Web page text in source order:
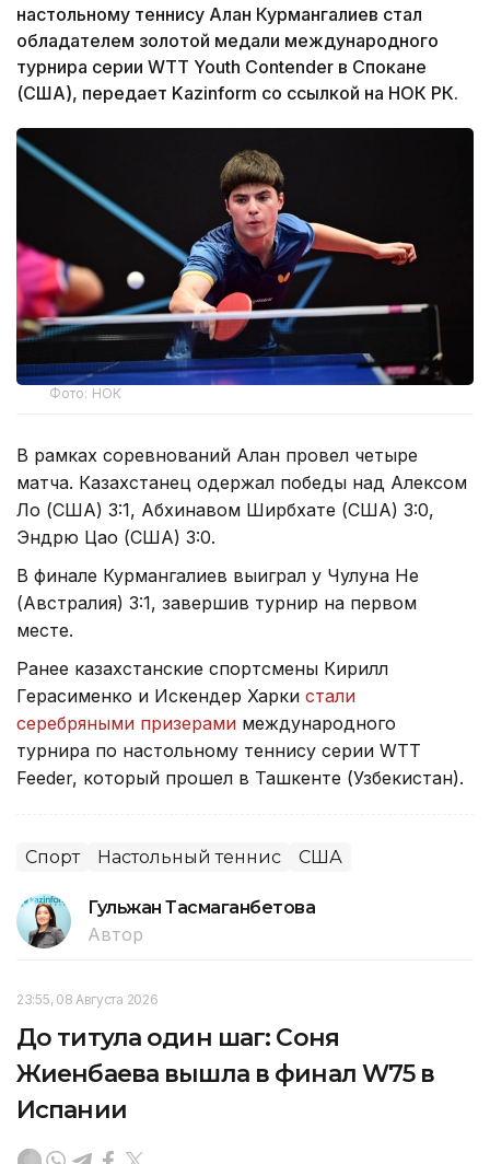
настольному теннису Алан Курмангалиев стал
обладателем золотой медали международного
турнира серии WTT Youth Contender в Спокане
(США), передает Kazinform со ссылкой на НОК РК.
Фото: НОК
В рамках соревнований Алан провел четыре
матча. Казахстанец одержал победы над Алексом
Ло (США) 3:1, Абхинавом Ширбхате (США) 3:0,
Эндрю Цао (США) 3:0.
В финале Курмангалиев выиграл у Чулуна Не
(Австралия) 3:1, завершив турнир на первом
месте.
Ранее казахстанские спортсмены Кирилл
Герасименко и Искендер Харки стали
серебряными призерами международного
турнира по настольному теннису серии WTT
Feeder, который прошел в Ташкенте (Узбекистан).
Спорт Настольный теннис США
Гульжан Тасмаганбетова
Автор
23:55, 08 Августа 2026
До титула один шаг: Соня
Жиенбаева вышла в финал W75 в
Испании